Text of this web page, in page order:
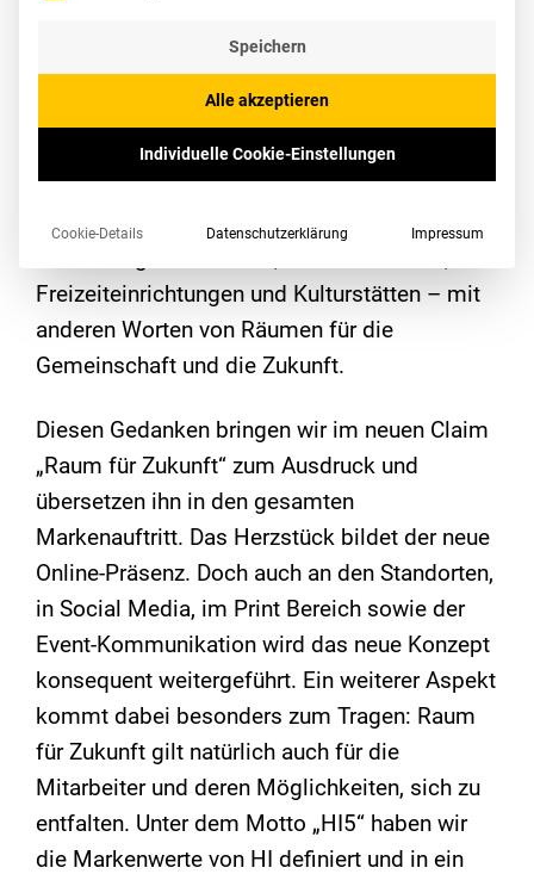
HITZLER INGENIEURE.
Mit 500 Mitarbeitern an 17 Standorten gehört
„HI“ zu den führenden Ingenieurbüros in
Deutschland. Hand in Hand mit öffentlichen
und privaten Auftraggebern begleitet es die
Freizeiteinrichtungen und Kulturstätten – mit
anderen Worten von Räumen für die
Gemeinschaft und die Zukunft.
Diesen Gedanken bringen wir im neuen Claim
„Raum für Zukunft“ zum Ausdruck und
übersetzen ihn in den gesamten
Markenauftritt. Das Herzstück bildet der neue
Online-Präsenz. Doch auch an den Standorten,
in Social Media, im Print Bereich sowie der
Event-Kommunikation wird das neue Konzept
konsequent weitergeführt. Ein weiterer Aspekt
kommt dabei besonders zum Tragen: Raum
für Zukunft gilt natürlich auch für die
Mitarbeiter und deren Möglichkeiten, sich zu
entfalten. Unter dem Motto „HI5“ haben wir
die Markenwerte von HI definiert und in ein
Speichern
Alle akzeptieren
Individuelle Cookie-Einstellungen
Cookie-Details Datenschutzerklärung Impressum